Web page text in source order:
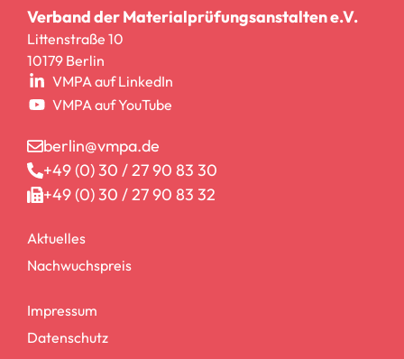
Verband der Materialprüfungsanstalten e.V.
Littenstraße 10
10179 Berlin
VMPA auf LinkedIn
VMPA auf YouTube
berlin@vmpa.de
+49 (0) 30 / 27 90 83 30
+49 (0) 30 / 27 90 83 32
Aktuelles
Nachwuchspreis
Impressum
Datenschutz